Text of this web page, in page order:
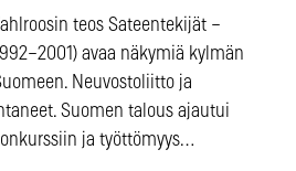
teos Sateentekijät –
avaa näkymiä kylmän
Neuvostoliitto ja
Suomen talous ajautui
ja työttömyys…